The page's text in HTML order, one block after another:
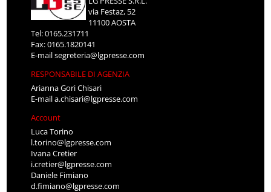
via Festaz, 52
11100 AOSTA
Tel: 0165.231711
Fax: 0165.1820141
E-mailsegreteria@lgpresse.com
RESPONSABILE DI AGENZIA
Arianna Gori Chisari
E-maila.chisari@lgpresse.com
Account
Luca Torino
l.torino@lgpresse.com
Ivana Cretier
i.cretier@lgpresse.com
Daniele Fimiano
d.fimiano@lgpresse.com